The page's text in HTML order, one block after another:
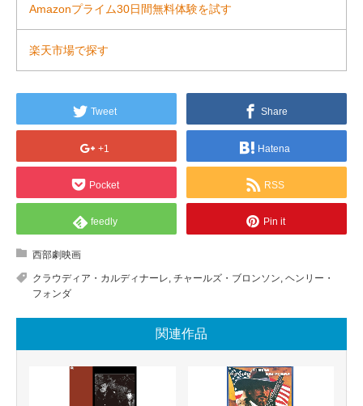
Amazonプライム30日間無料体験を試す
楽天市場で探す
Tweet Share
+1 Hatena
Pocket RSS
feedly Pin it
西部劇映画
クラウディア・カルディナーレ チャールズ・ブロンソン ヘンリー・
フォンダ
関連作品